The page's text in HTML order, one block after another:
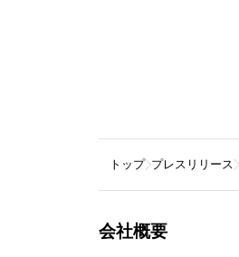
トップ プレスリリース
会社概要